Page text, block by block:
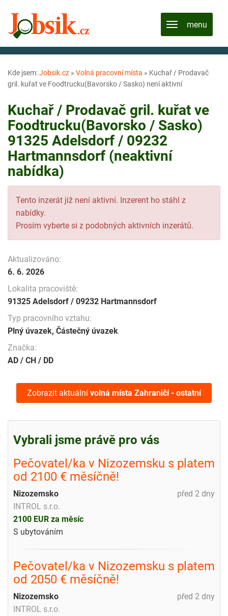
Kde jsem:Jobsik.cz » Volná pracovní místa » Kuchař / Prodavač
gril. kuřat ve Foodtrucku(Bavorsko / Sasko) není aktivní
Kuchař / Prodavač gril. kuřat ve
Foodtrucku(Bavorsko / Sasko)
91325 Adelsdorf / 09232
Hartmannsdorf (neaktivní
nabídka)
Tento inzerát již není aktivní. Inzerent ho stáhl z
nabídky.
Prosím vyberte si z podobných aktivních inzerátů.
Aktualizováno:
6. 6. 2026
Lokalita pracoviště:
91325 Adelsdorf / 09232 Hartmannsdorf
Typ pracovního vztahu:
Plný úvazek, Částečný úvazek
Značka:
AD / CH / DD
Zobrazit aktuální volná místa Zahraničí - ostatní
Vybrali jsme právě pro vás
Pečovatel/ka v Nizozemsku s platem
od 2100 € měsíčně!
před 2 dny
Nizozemsko
INTROL s.r.o.
2100 EUR za měsíc
S ubytováním
Pečovatel/ka v Nizozemsku s platem
od 2050 € měsíčně!
před 2 dny
Nizozemsko
INTROL s.r.o.